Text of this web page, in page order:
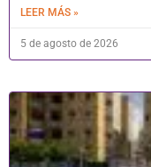
LEER MÁS »
5 de agosto de 2026